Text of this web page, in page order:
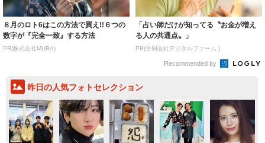
８月のロト6はこの方法で買え!!６つの
数字が『完全一致』する方法
PR(株式会社MURA)
「占い師だけが知ってる〝お金が増え
る人の共通点〟」
PR(合同会社デジタルファーム )
Recommended by
昨日の人気フォトセレクション